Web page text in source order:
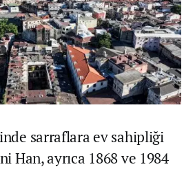
sarraflara ev sahipliği
Han, ayrıca 1868 ve 1984